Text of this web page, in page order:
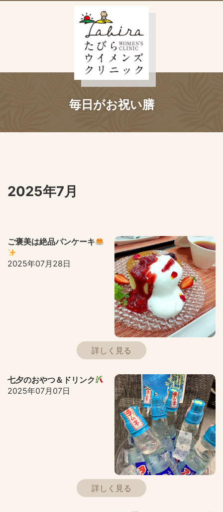
毎日がお祝い膳
2025年7月
ご褒美は絶品パンケーキ
2025年07月28日
詳しく見る
七夕のおやつ＆ドリンク
2025年07月07日
詳しく見る